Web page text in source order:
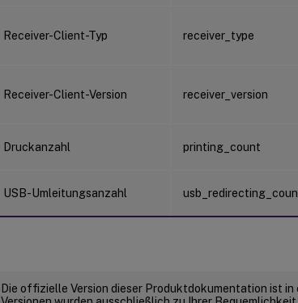
Receiver-Client-Typ receiver_type
Receiver-Client-Version receiver_version
Druckanzahl printing_count
USB-Umleitungsanzahl
Die offizielle Version dieser Produktdokumentation ist